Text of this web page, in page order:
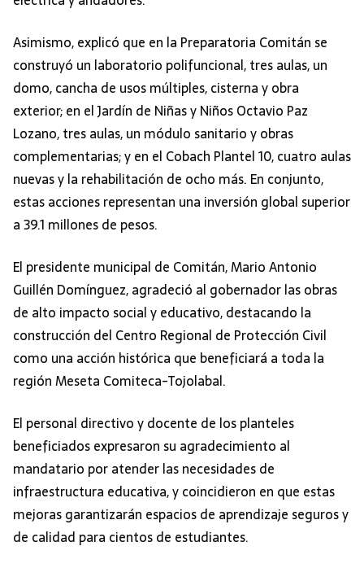
Asimismo, explicó que en la Preparatoria Comitán se
construyó un laboratorio polifuncional, tres aulas, un
domo, cancha de usos múltiples, cisterna y obra
exterior; en el Jardín de Niñas y Niños Octavio Paz
Lozano, tres aulas, un módulo sanitario y obras
complementarias; y en el Cobach Plantel 10, cuatro aulas
nuevas y la rehabilitación de ocho más. En conjunto,
estas acciones representan una inversión global superior
a 39.1 millones de pesos.
El presidente municipal de Comitán, Mario Antonio
Guillén Domínguez, agradeció al gobernador las obras
de alto impacto social y educativo, destacando la
construcción del Centro Regional de Protección Civil
como una acción histórica que beneficiará a toda la
región Meseta Comiteca-Tojolabal.
El personal directivo y docente de los planteles
beneficiados expresaron su agradecimiento al
mandatario por atender las necesidades de
infraestructura educativa, y coincidieron en que estas
mejoras garantizarán espacios de aprendizaje seguros y
de calidad para cientos de estudiantes.